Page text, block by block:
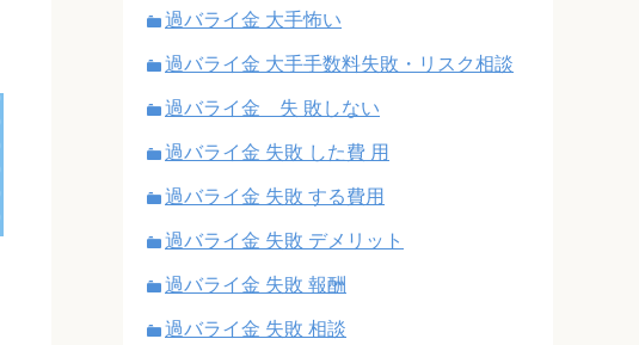
過バライ金 大手怖い
過バライ金 大手手数料失敗・リスク相談
過バライ金 失 敗しない
過バライ金 失敗 した費 用
過バライ金 失敗 する費用
過バライ金 失敗 デメリット
過バライ金 失敗 報酬
過バライ金 失敗 相談